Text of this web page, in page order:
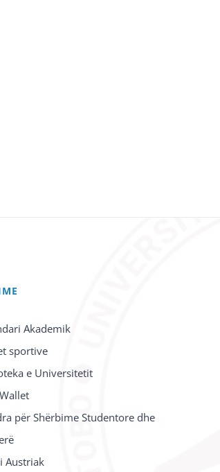
Akademik
sportive
e Universitetit
për Shërbime Studentore dhe
Austriak